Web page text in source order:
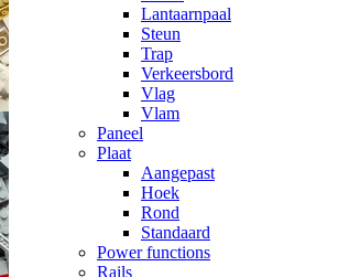
Lantaarnpaal
Steun
Trap
Verkeersbord
Vlag
Vlam
Paneel
Plaat
Aangepast
Hoek
Rond
Standaard
Power functions
Rails